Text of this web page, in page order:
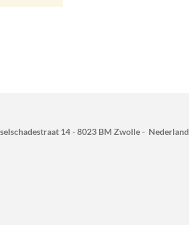
14 - 8023 BM Zwolle - Nederland